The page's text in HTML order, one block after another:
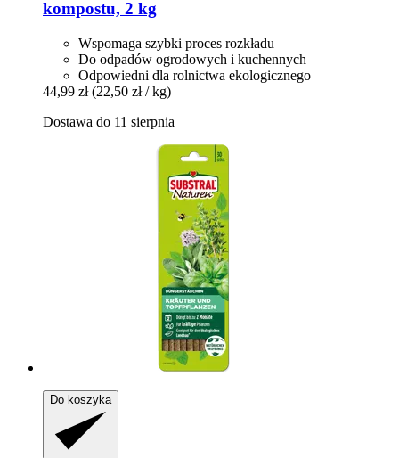
kompostu, 2 kg
Wspomaga szybki proces rozkładu
Do odpadów ogrodowych i kuchennych
Odpowiedni dla rolnictwa ekologicznego
44,99 zł (22,50 zł / kg)
Dostawa do 11 sierpnia
Do koszyka